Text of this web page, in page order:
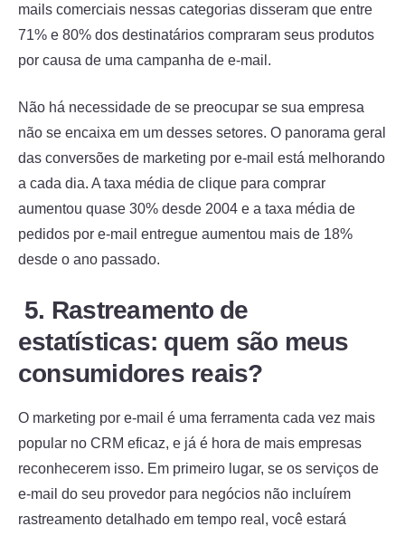
mails comerciais nessas categorias disseram que entre
71% e 80% dos destinatários compraram seus produtos
por causa de uma campanha de e-mail.
Não há necessidade de se preocupar se sua empresa
não se encaixa em um desses setores. O panorama geral
das conversões de marketing por e-mail está melhorando
a cada dia. A taxa média de clique para comprar
aumentou quase 30% desde 2004 e a taxa média de
pedidos por e-mail entregue aumentou mais de 18%
desde o ano passado.
5. Rastreamento de
estatísticas: quem são meus
consumidores reais?
O marketing por e-mail é uma ferramenta cada vez mais
popular no CRM eficaz, e já é hora de mais empresas
reconhecerem isso. Em primeiro lugar, se os serviços de
e-mail do seu provedor para negócios não incluírem
rastreamento detalhado em tempo real, você estará